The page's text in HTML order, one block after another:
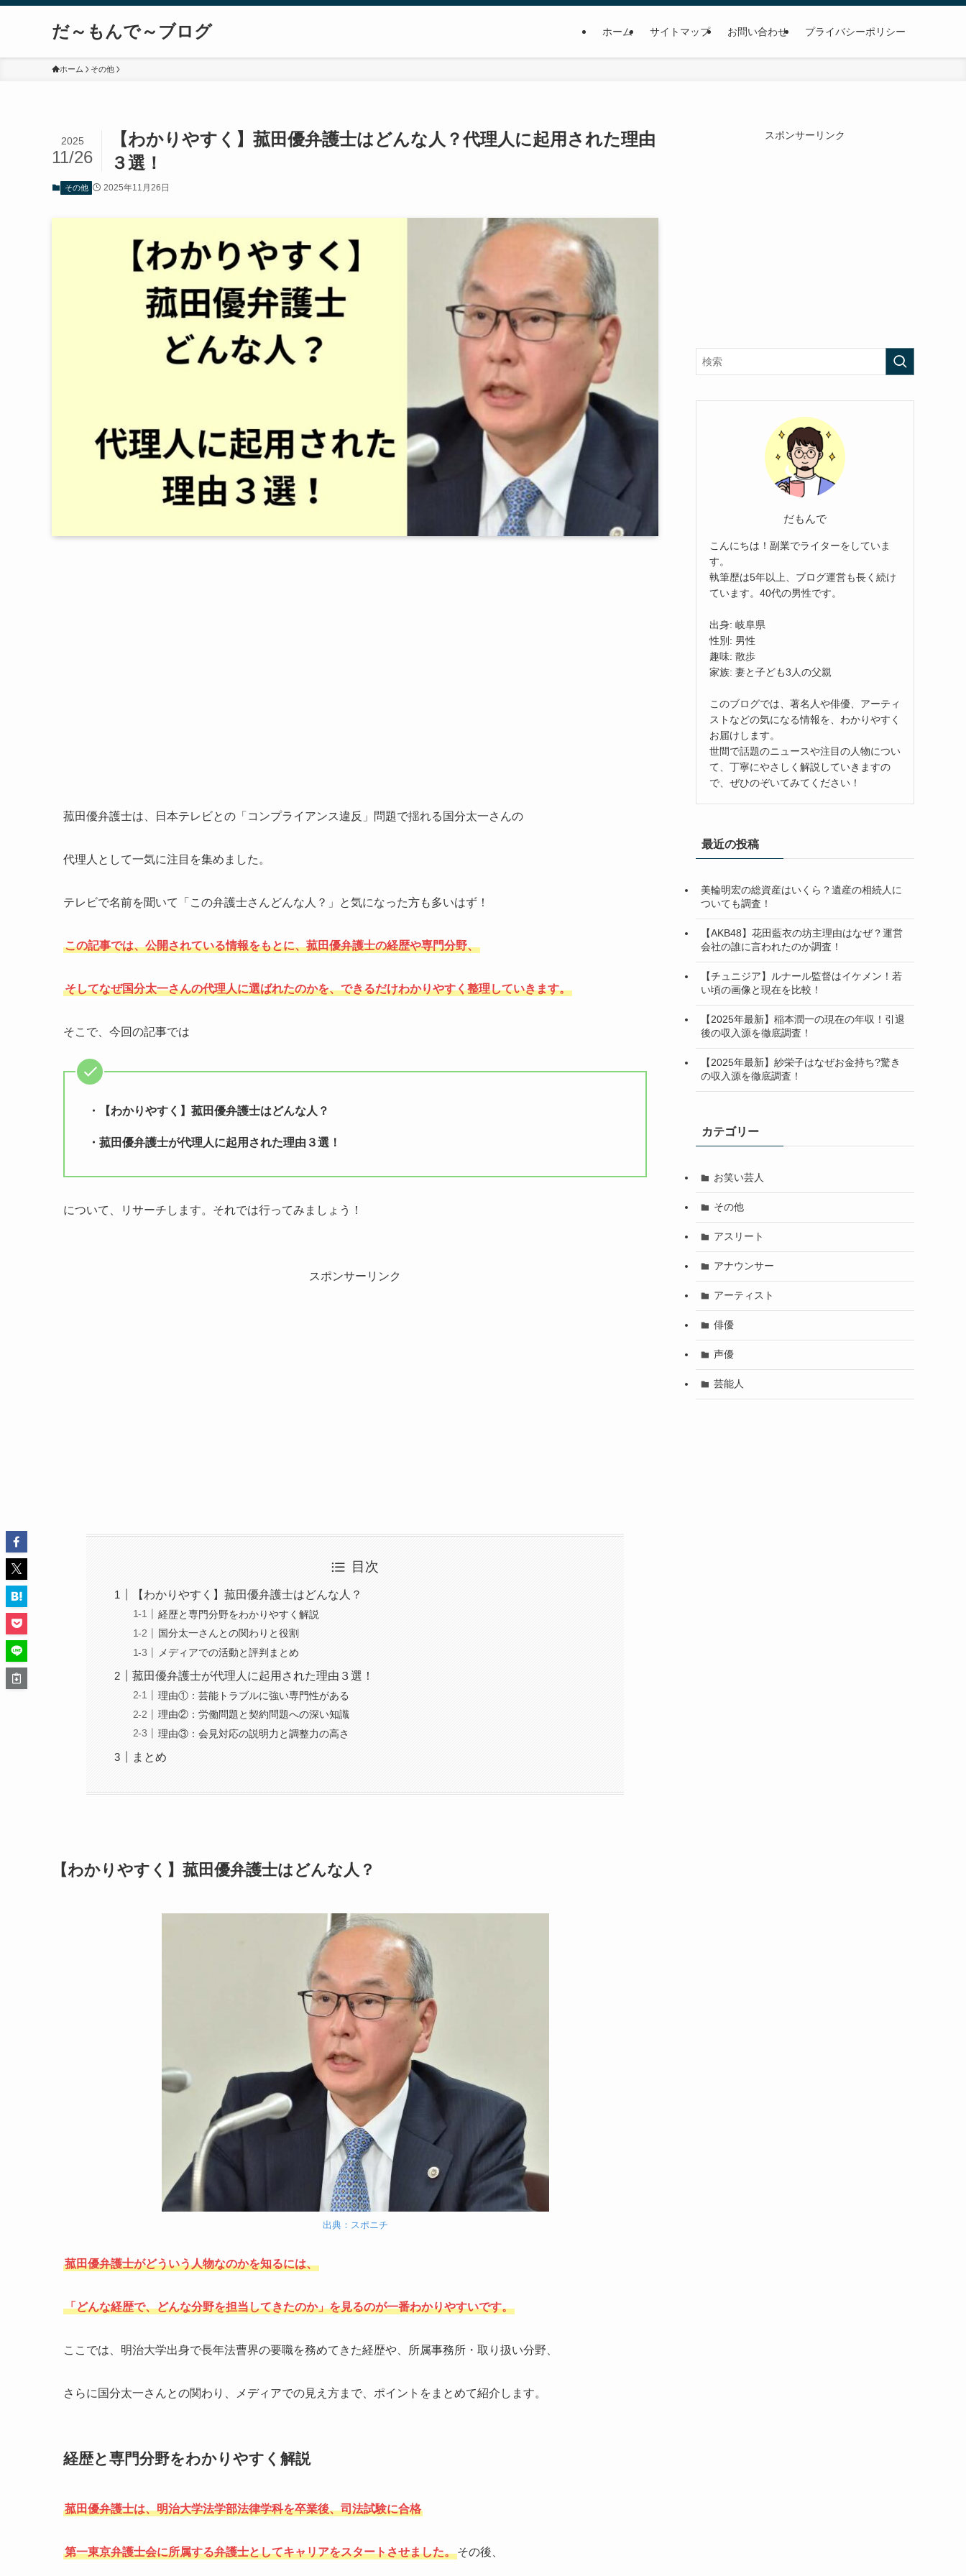
だ～もんで～ブログ ホーム サイトマップ お問い合わせ プライバシーポリシー
ホーム その他
【わかりやすく】菰田優弁護士はどんな人？代理人に起用された理由
３選！
2025
11/26
その他 2025年11月26日
菰田優弁護士は、日本テレビとの「コンプライアンス違反」問題で揺れる国分太一さんの
代理人として一気に注目を集めました。
テレビで名前を聞いて「この弁護士さんどんな人？」と気になった方も多いはず！
この記事では、公開されている情報をもとに、菰田優弁護士の経歴や専門分野、
そしてなぜ国分太一さんの代理人に選ばれたのかを、できるだけわかりやすく整理していきます。
そこで、今回の記事では
・【わかりやすく】菰田優弁護士はどんな人？
・菰田優弁護士が代理人に起用された理由３選！
について、リサーチします。それでは行ってみましょう！
スポンサーリンク
目次
【わかりやすく】菰田優弁護士はどんな人？
経歴と専門分野をわかりやすく解説
国分太一さんとの関わりと役割
メディアでの活動と評判まとめ
菰田優弁護士が代理人に起用された理由３選！
理由①：芸能トラブルに強い専門性がある
理由②：労働問題と契約問題への深い知識
理由③：会見対応の説明力と調整力の高さ
まとめ
【わかりやすく】菰田優弁護士はどんな人？
出典：スポニチ
菰田優弁護士がどういう人物なのかを知るには、
「どんな経歴で、どんな分野を担当してきたのか」を見るのが一番わかりやすいです。
ここでは、明治大学出身で長年法曹界の要職を務めてきた経歴や、所属事務所・取り扱い分野、
さらに国分太一さんとの関わり、メディアでの見え方まで、ポイントをまとめて紹介します。
経歴と専門分野をわかりやすく解説
菰田優弁護士は、明治大学法学部法律学科を卒業後、司法試験に合格
第一東京弁護士会に所属する弁護士としてキャリアをスタートさせました。その後、
スポンサーリンク
だもんで
こんにちは！副業でライターをしていま
す。
執筆歴は5年以上、ブログ運営も長く続け
ています。40代の男性です。
出身: 岐阜県
性別: 男性
趣味: 散歩
家族: 妻と子ども3人の父親
このブログでは、著名人や俳優、アーティ
ストなどの気になる情報を、わかりやすく
お届けします。
世間で話題のニュースや注目の人物につい
て、丁寧にやさしく解説していきますの
で、ぜひのぞいてみてください！
最近の投稿
美輪明宏の総資産はいくら？遺産の相続人に
ついても調査！
【AKB48】花田藍衣の坊主理由はなぜ？運営
会社の誰に言われたのか調査！
【チュニジア】ルナール監督はイケメン！若
い頃の画像と現在を比較！
【2025年最新】稲本潤一の現在の年収！引退
後の収入源を徹底調査！
【2025年最新】紗栄子はなぜお金持ち?驚き
の収入源を徹底調査！
カテゴリー
お笑い芸人
その他
アスリート
アナウンサー
アーティスト
俳優
声優
芸能人